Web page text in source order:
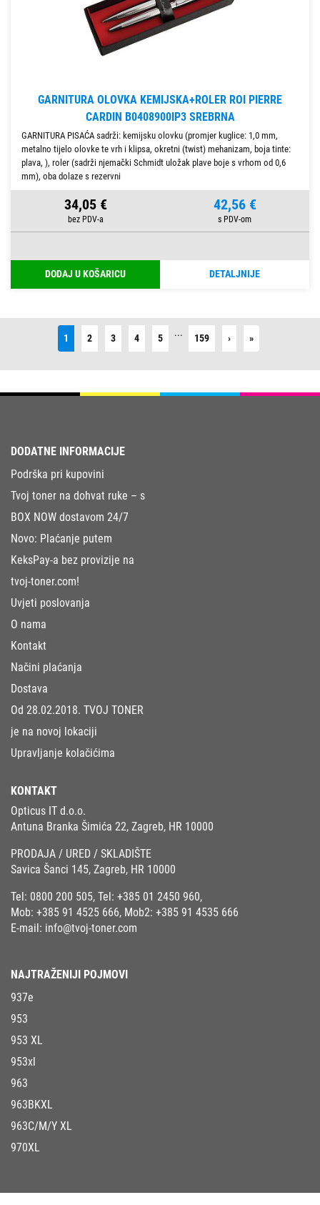
GARNITURA OLOVKA KEMIJSKA+ROLER ROI PIERRE
CARDIN B0408900IP3 SREBRNA
GARNITURA PISAĆA sadrži: kemijsku olovku (promjer kuglice: 1,0 mm,
metalno tijelo olovke te vrh i klipsa, okretni (twist) mehanizam, boja tinte:
plava, ), roler (sadrži njemački Schmidt uložak plave boje s vrhom od 0,6
mm), oba dolaze s rezervni
34,05 € 42,56 €
DODAJ U KOŠARICU DETALJNIJE
1 2 3 4 5 ... 159 ›Next »Last
DODATNE INFORMACIJE
Podrška pri kupovini
Tvoj toner na dohvat ruke – s
BOX NOW dostavom 24/7
Novo: Plaćanje putem
KeksPay-a bez provizije na
tvoj-toner.com!
Uvjeti poslovanja
O nama
Kontakt
Načini plaćanja
Dostava
Od 28.02.2018. TVOJ TONER
je na novoj lokaciji
Upravljanje kolačićima
KONTAKT
Opticus IT d.o.o.
Antuna Branka Šimića 22, Zagreb, HR 10000
PRODAJA / URED / SKLADIŠTE
Savica Šanci 145, Zagreb, HR 10000
Tel: 0800 200 505, Tel: +385 01 2450 960,
Mob: +385 91 4525 666, Mob2: +385 91 4535 666
E-mail: info@tvoj-toner.com
NAJTRAŽENIJI POJMOVI
937e
953
953 XL
953xl
963
963BKXL
963C/M/Y XL
970XL